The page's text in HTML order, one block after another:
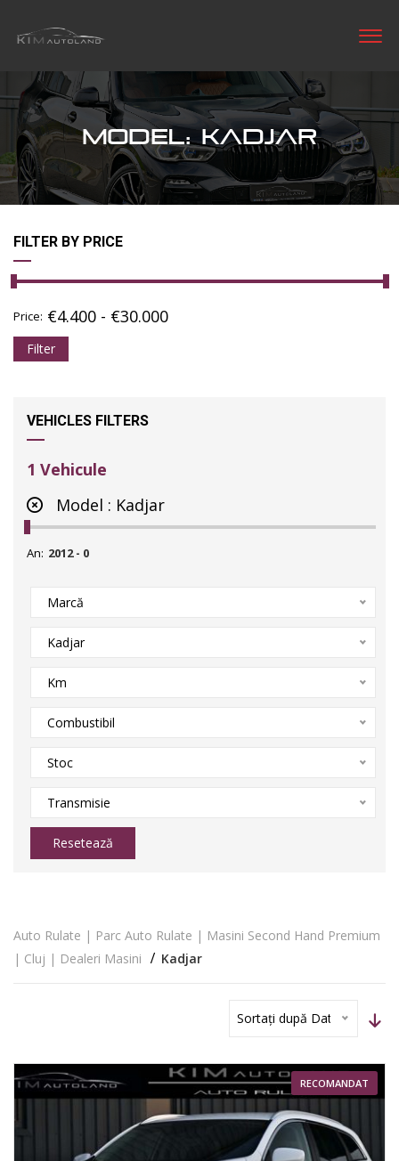
MODEL: KADJAR
FILTER BY PRICE
Price: €4.400 - €30.000
Filter
VEHICLES FILTERS
1 Vehicule
Model : Kadjar
An:
Marcă
Kadjar
Km
Combustibil
Stoc
Transmisie
Resetează
Auto Rulate | Parc Auto Rulate | Masini Second Hand Premium
| Cluj | Dealeri Masini
Kadjar
Sortați după Dată
RECOMANDAT